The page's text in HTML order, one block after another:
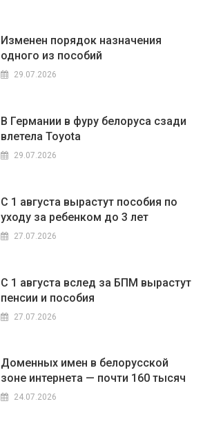
Изменен порядок назначения
одного из пособий
29.07.2026
В Германии в фуру белоруса сзади
влетела Toyota
29.07.2026
С 1 августа вырастут пособия по
уходу за ребенком до 3 лет
27.07.2026
С 1 августа вслед за БПМ вырастут
пенсии и пособия
27.07.2026
Доменных имен в белорусской
зоне интернета — почти 160 тысяч
24.07.2026